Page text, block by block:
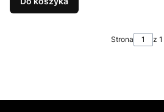
Strona z 1